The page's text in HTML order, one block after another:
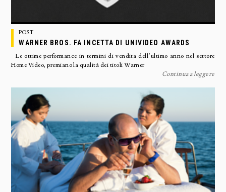
POST
WARNER BROS. FA INCETTA DI UNIVIDEO AWARDS
Le ottime performance in termini di vendita dell’ultimo anno nel settore
Home Video, premiano la qualità dei titoli Warner
Continua a leggere